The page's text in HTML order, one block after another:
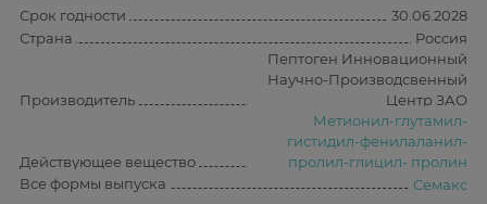
Срок годности
30.06.2028
Страна
Россия
Производитель
Пептоген Инновационный
Научно-Производсвенный
Центр ЗАО
Действующее вещество
Метионил-глутамил-
гистидил-фенилаланил-
пролил-глицил- пролин
Все формы выпуска
Семакс